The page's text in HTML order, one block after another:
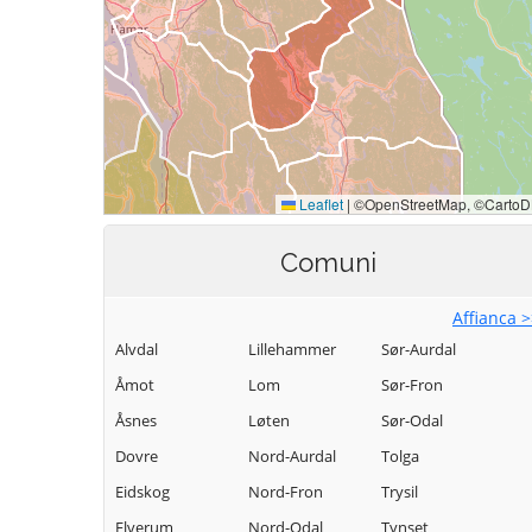
Comuni
Affianca
Alvdal
Åmot
Åsnes
Dovre
Eidskog
Elverum
Lillehammer
Lom
Løten
Nord-Aurdal
Nord-Fron
Nord-Odal
Sør-Aurdal
Sør-Fron
Sør-Odal
Tolga
Trysil
Tynset